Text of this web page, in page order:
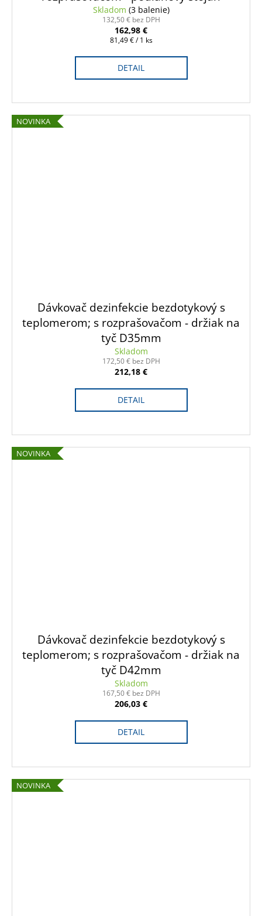
Skladom (3 balenie)
132,50 € bez DPH
162,98 €
Jednotková
81,49 € / 1 ks
DETAIL
NOVINKA
Dávkovač dezinfekcie bezdotykový s
teplomerom; s rozprašovačom - držiak na
tyč D35mm
Skladom
172,50 € bez DPH
212,18 €
DETAIL
NOVINKA
Dávkovač dezinfekcie bezdotykový s
teplomerom; s rozprašovačom - držiak na
tyč D42mm
Skladom
167,50 € bez DPH
206,03 €
DETAIL
NOVINKA